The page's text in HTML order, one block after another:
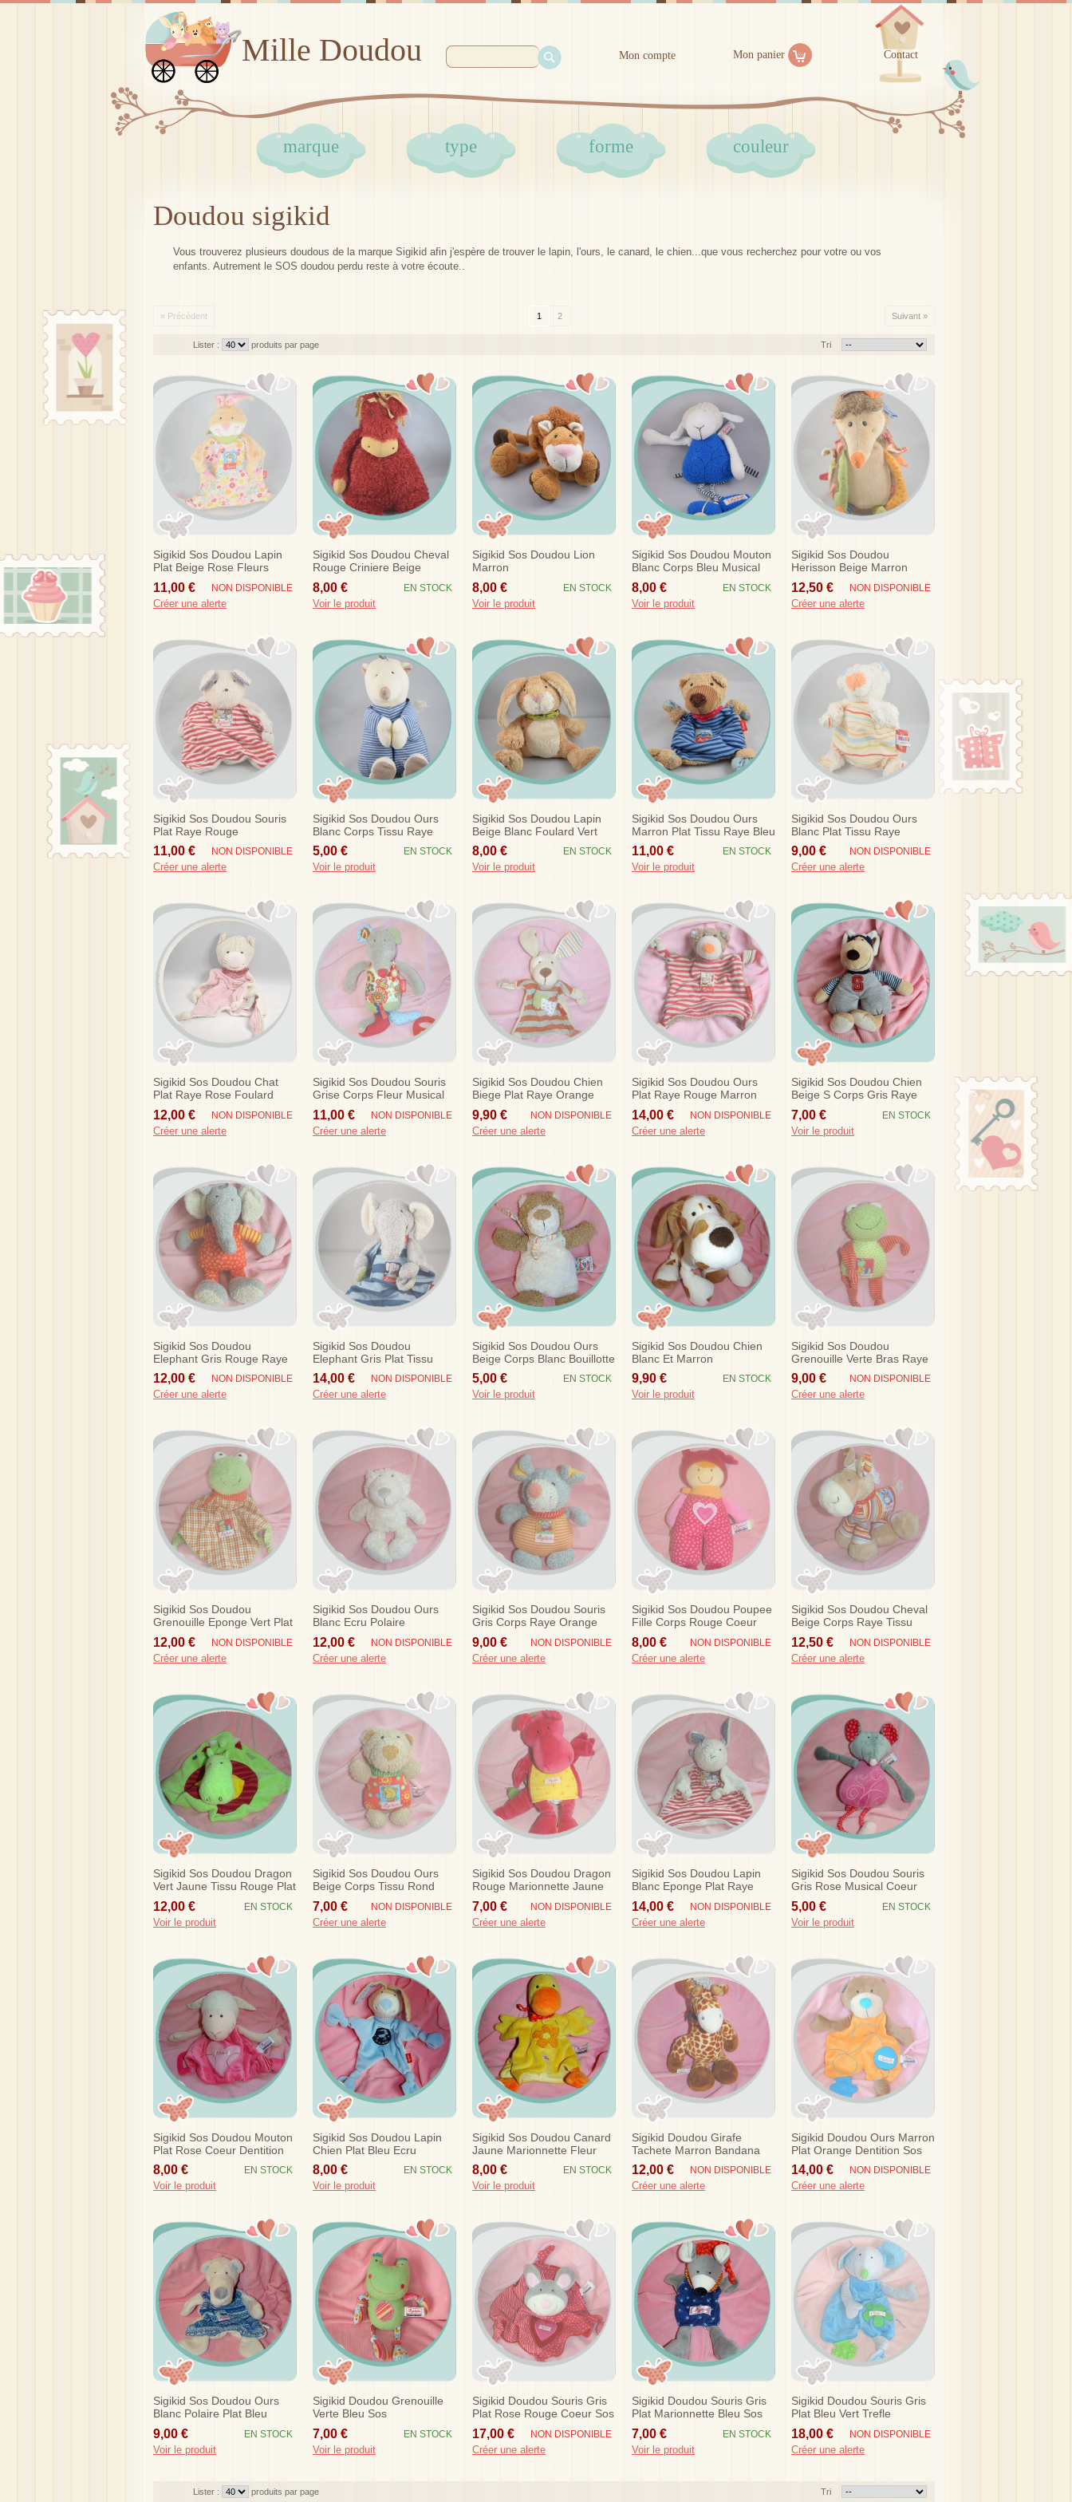
Mille Doudou Mon compte Mon panier Contact
marque type forme couleur
Doudou sigikid
Vous trouverez plusieurs doudous de la marque Sigikid afin j'espère de trouver le lapin, l'ours, le canard, le chien...que vous recherchez pour votre ou vos
enfants. Autrement le SOS doudou perdu reste à votre écoute..
« Précédent 1 2 Suivant »
Tri
Lister : produits par page
Sigikid Sos Doudou Lapin
Plat Beige Rose Fleurs
11,00 € NON DISPONIBLE
Créer une alerte
Sigikid Sos Doudou Cheval
Rouge Criniere Beige
8,00 € EN STOCK
Voir le produit
Sigikid Sos Doudou Lion
Marron
8,00 € EN STOCK
Voir le produit
Sigikid Sos Doudou Mouton
Blanc Corps Bleu Musical
8,00 € EN STOCK
Voir le produit
Sigikid Sos Doudou
Herisson Beige Marron
Tissu Orange
12,50 € NON DISPONIBLE
Créer une alerte
Sigikid Sos Doudou Souris
Plat Raye Rouge
11,00 € NON DISPONIBLE
Créer une alerte
Sigikid Sos Doudou Ours
Blanc Corps Tissu Raye
5,00 € EN STOCK
Voir le produit
Sigikid Sos Doudou Lapin
Beige Blanc Foulard Vert
Fleur
8,00 € EN STOCK
Voir le produit
Sigikid Sos Doudou Ours
Marron Plat Tissu Raye Bleu
11,00 € EN STOCK
Voir le produit
Sigikid Sos Doudou Ours
Blanc Plat Tissu Raye
9,00 € NON DISPONIBLE
Créer une alerte
Sigikid Sos Doudou Chat
Plat Raye Rose Foulard
Rouge
12,00 € NON DISPONIBLE
Créer une alerte
Sigikid Sos Doudou Souris
Grise Corps Fleur Musical
11,00 € NON DISPONIBLE
Créer une alerte
Sigikid Sos Doudou Chien
Biege Plat Raye Orange
Rouille
9,90 € NON DISPONIBLE
Créer une alerte
Sigikid Sos Doudou Ours
Plat Raye Rouge Marron
Beige
14,00 € NON DISPONIBLE
Créer une alerte
Sigikid Sos Doudou Chien
Beige S Corps Gris Raye
Bleu
7,00 € EN STOCK
Voir le produit
Sigikid Sos Doudou
Elephant Gris Rouge Raye
Jaune
12,00 € NON DISPONIBLE
Créer une alerte
Sigikid Sos Doudou
Elephant Gris Plat Tissu
Raye Bleu
14,00 € NON DISPONIBLE
Créer une alerte
Sigikid Sos Doudou Ours
Beige Corps Blanc Bouillotte
Hipp
5,00 € EN STOCK
Voir le produit
Sigikid Sos Doudou Chien
Blanc Et Marron
9,90 € EN STOCK
Voir le produit
Sigikid Sos Doudou
Grenouille Verte Bras Raye
Rouge Orange
9,00 € NON DISPONIBLE
Créer une alerte
Sigikid Sos Doudou
Grenouille Eponge Vert Plat
Raye Rouge Noeud
12,00 € NON DISPONIBLE
Créer une alerte
Sigikid Sos Doudou Ours
Blanc Ecru Polaire
12,00 € NON DISPONIBLE
Créer une alerte
Sigikid Sos Doudou Souris
Gris Corps Raye Orange
9,00 € NON DISPONIBLE
Créer une alerte
Sigikid Sos Doudou Poupee
Fille Corps Rouge Coeur
Rose
8,00 € NON DISPONIBLE
Créer une alerte
Sigikid Sos Doudou Cheval
Beige Corps Raye Tissu
Rouge Bleu
12,50 € NON DISPONIBLE
Créer une alerte
Sigikid Sos Doudou Dragon
Vert Jaune Tissu Rouge Plat
12,00 € EN STOCK
Voir le produit
Sigikid Sos Doudou Ours
Beige Corps Tissu Rond
Rouge
7,00 € NON DISPONIBLE
Créer une alerte
Sigikid Sos Doudou Dragon
Rouge Marionnette Jaune
Vert
7,00 € NON DISPONIBLE
Créer une alerte
Sigikid Sos Doudou Lapin
Blanc Eponge Plat Raye
Rouge Noeud
14,00 € NON DISPONIBLE
Créer une alerte
Sigikid Sos Doudou Souris
Gris Rose Musical Coeur
5,00 € EN STOCK
Voir le produit
Sigikid Sos Doudou Mouton
Plat Rose Coeur Dentition
8,00 € EN STOCK
Voir le produit
Sigikid Sos Doudou Lapin
Chien Plat Bleu Ecru
Capicorne
8,00 € EN STOCK
Voir le produit
Sigikid Sos Doudou Canard
Jaune Marionnette Fleur
8,00 € EN STOCK
Voir le produit
Sigikid Doudou Girafe
Tachete Marron Bandana
Sos
12,00 € NON DISPONIBLE
Créer une alerte
Sigikid Doudou Ours Marron
Plat Orange Dentition Sos
14,00 € NON DISPONIBLE
Créer une alerte
Sigikid Sos Doudou Ours
Blanc Polaire Plat Bleu
9,00 € EN STOCK
Voir le produit
Sigikid Doudou Grenouille
Verte Bleu Sos
7,00 € EN STOCK
Voir le produit
Sigikid Doudou Souris Gris
Plat Rose Rouge Coeur Sos
17,00 € NON DISPONIBLE
Créer une alerte
Sigikid Doudou Souris Gris
Plat Marionnette Bleu Sos
7,00 € EN STOCK
Voir le produit
Sigikid Doudou Souris Gris
Plat Bleu Vert Trefle
Dentition Sos
18,00 € NON DISPONIBLE
Créer une alerte
Tri
Lister : produits par page